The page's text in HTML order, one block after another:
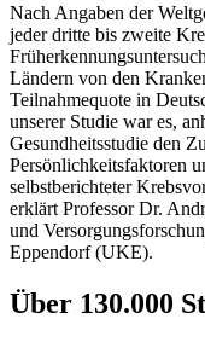
Nach Angaben der
jeder dritte bis zweite
Ländern von den
Teilnahmequote in
unserer Studie war es,
Gesundheitsstudie den
Persönlichkeitsfaktoren
selbstberichteter
erklärt Professor Dr.
und
Eppendorf (UKE).
Über 130.000